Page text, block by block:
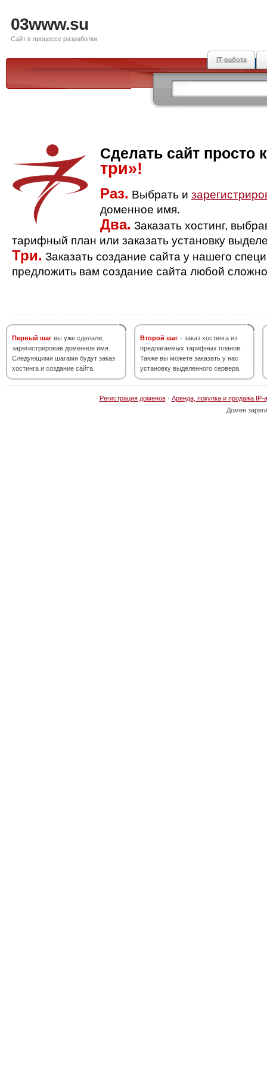
03www.su
Сайт в процессе разработки
IT-работа
Сделать сайт просто
три»!
Раз. Выбрать и
доменное имя.
Два. Заказать хостинг,
тарифный план или заказать установку
Три. Заказать создание сайта у нашего
предложить вам создание сайта любой
Первый шаг вы уже сделали,
зарегистрировав доменное имя.
Следующими шагами будут заказ
хостинга и создание сайта.
Второй шаг - заказ хостинга из
предлагаемых тарифных планов.
Также вы можете заказать у нас
установку выделенного сервера.
Регистрация доменов· Аренда, покупка и продажа IP-
Домен